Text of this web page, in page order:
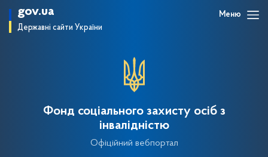
gov.ua
Державні сайти України
Меню
Фонд соціального захисту осіб з
інвалідністю
Офіційний вебпортал